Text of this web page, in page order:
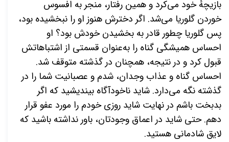
بازیچهٔ خود می‌کرد و همین رفتار، منجر به افسوس
خوردن گلوریا می‌شد. اگر دخترش هنوز او را نبخشیده بود،
پس گلوریا چطور قادر به بخشیدن خودش بود؟ او
احساس همیشگی گناه را به‌عنوان قسمتی از اشتباهاتش
قبول کرد و در نتیجه، همچنان در گذشته متوقف شد.
احساس گناه و عذاب وجدان، شدم و عصبانیت شما را در
گذشته نگه می‌دارد. شاید ناخودآگاه بیندیشید که اگر
بدبخت باشم در نهایت شاید روزی خودم را مورد عفو قرار
دهم. حتی شاید در اعماق وجودتان، باور نداشته باشید که
لایق شادمانی هستید.